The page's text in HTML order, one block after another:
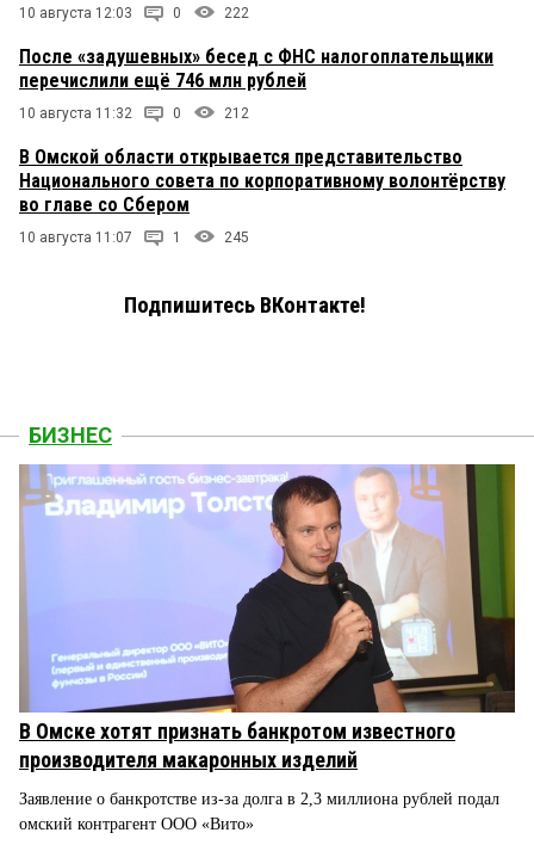
10 августа 12:03 0 222
После «задушевных» бесед с ФНС налогоплательщики
перечислили ещё 746 млн рублей
10 августа 11:32 0 212
В Омской области открывается представительство
Национального совета по корпоративному волонтёрству
во главе со Сбером
10 августа 11:07 1 245
Подпишитесь ВКонтакте!
БИЗНЕС
В Омске хотят признать банкротом известного
производителя макаронных изделий
Заявление о банкротстве из-за долга в 2,3 миллиона рублей подал
омский контрагент ООО «Вито»